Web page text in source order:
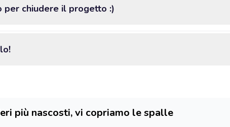
per chiudere il progetto :)
più nascosti, vi copriamo le spalle